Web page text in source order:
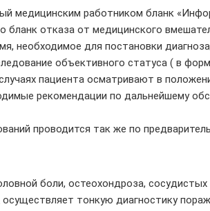
медицинским работником бланк
бланк отказа от медицинского
необходимое для постановки
объективного статуса ( в
пациента осматривают в
рекомендации по дальнейшему
проводится так же по
боли, остеохондроза,
тонкую диагностику